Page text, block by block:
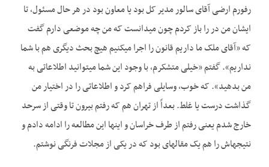
رفورم ارضی آقای سالور مدیر کل بود یا معاون بود در هر حال مسئول، تا
ایشان من در را باز کردم چون می­دانست که من چه موضعی دارم گفت
که «آقای ملک ما داریم قانون را اجرا می­کنیم هیچ بحث دیگری هم با شما
نداریم». گفتم «خیلی متشکرم، با وجود این شما می­توانید اطلاعاتی به
من بدهید». که خوب، وسایلی فراهم کرد و اطلاعاتی را در اختیار من
گذاشت درست یا غلط. بعداً از تهران هم که رفتم بیرون تا وقتی از سرحد
خارج شدم یعنی رفتم از طرف خراسان و اینها این مطالعه را ادامه دادم و
نتیجه­اش را هم یک مقاله­ای بود که در یکی از مجلات فرنگی نوشتم.